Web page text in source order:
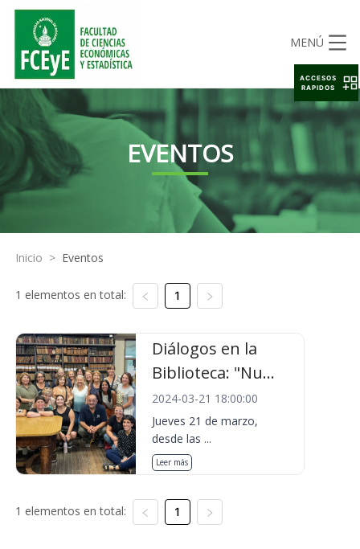
MENÚ
EVENTOS
Inicio > Eventos
1 elementos en total: 1
Diálogos en la
Biblioteca: "Nu...
2024-03-21 18:00:00
Jueves 21 de marzo,
desde las ...
Leer más
1 elementos en total: 1
ACCESOS
RAPIDOS